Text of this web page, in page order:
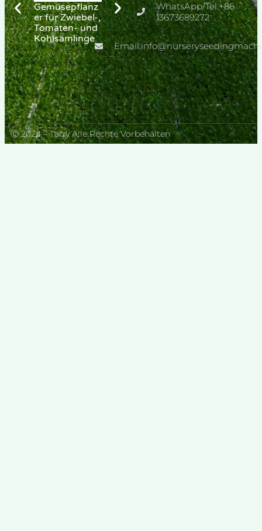
Gemüsepflanz
er für Zwiebel-,
Tomaten- und
Kohlsämlinge
Gurkenpflanze
r
PLC
Greenhouse
Tray Needle
Seeder
WhatsApp/Tel:+86
13673689272
Ⓒ 2024 – Taizy Alle Rechte Vorbehalten